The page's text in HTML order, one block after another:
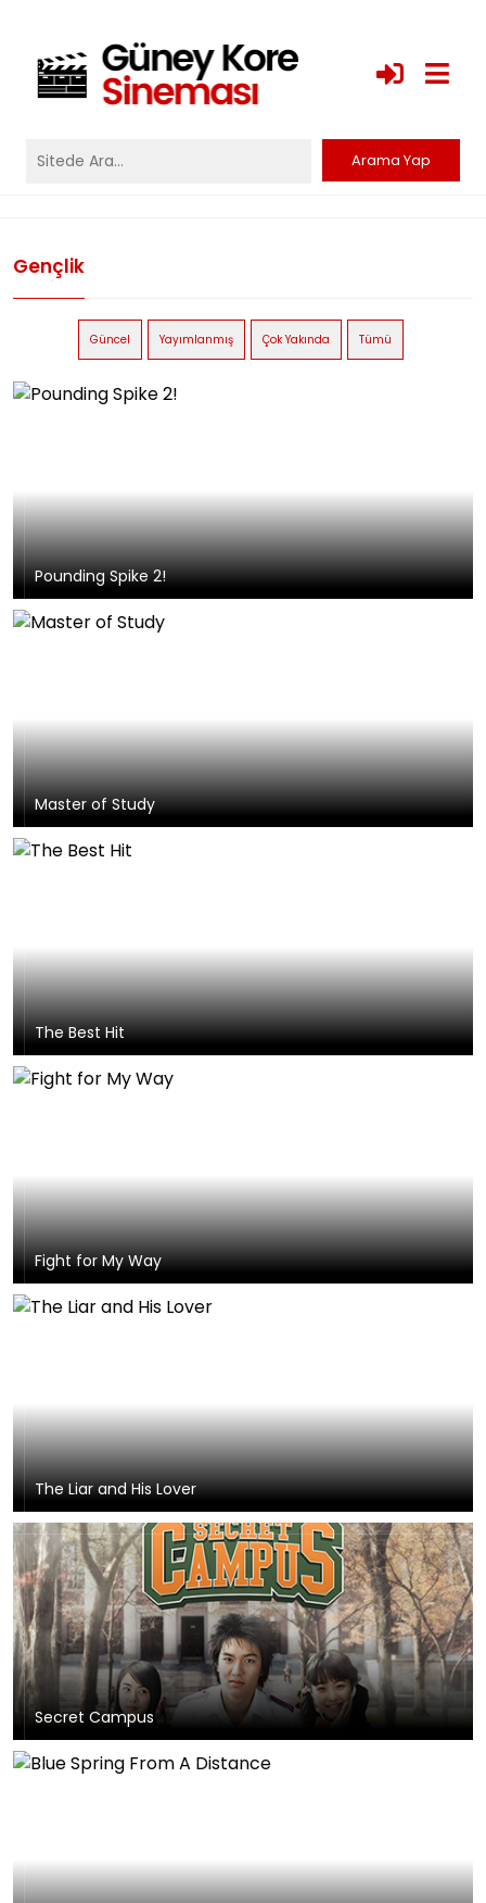
Gençlik
Güncel Yayımlanmış Çok Yakında Tümü
Pounding Spike 2!
Master of Study
The Best Hit
Fight for My Way
The Liar and His Lover
Secret Campus